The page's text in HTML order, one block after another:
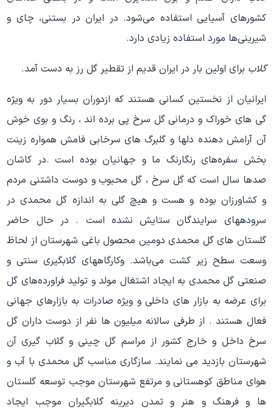
کشورهای آسیایی استفاده می‌شود. در ایران در بستنی، چای و
شیرینی‌ها مورد استفاده زیادی دارد.
گلاب برای اولین بار در ایران قدیم از تقطیر گل رز به دست آمد.
ایرانیان از نخستین کسانی هستند که ازدوران بسیار دور به ویژه
گی های خوراک و درمانی گل سرخ پی برده اند ، رنگ و بوی خوش
آن آرامش دهنده دلها و گلبرگ های سرخابی فامش همواره زینت
بخش سفره‌های رنگارنگ ما و جهانیان بوده است .در کاشان
صدها سال است که گل سرخ ، گل محبوب و دوست داشتنی مردم
و کشاورزان بوده و هست و هیچ گلی به اندازه گل محمدی در
سرودههای سرایندگان ستایش نشده است . در حال حاضر
گلستان های گل محمدی دومین محصول باغی شهرستان از لحاظ
وسعت سطح زیر کشت می‌باشد. وکارگاههای گلابگیری سنتی و
صنعتی گل محمدی به ایجاد اشتغال مولد و تولید فراورده‌های گل
برای عرضه به بازار های داخلی و ویژه صادرات به بازارهای جهانی
فعال هستند . از طرفی سالانه میلیون ها نفر از دوست داران گل
سرخ داخل و خارج کشور از مراسم گل چینی و گلاب گیری آن
شهرستان بازدید می نمایند. سازگاری مناسب گل محمدی با آب و
هوای مناطق کوهستانی و مرتفع شهرستان موجب توسعه گلستان
ها و فرهنگ و هنر و تمدن دیرینه گلابگیران موجب ایجاد